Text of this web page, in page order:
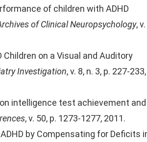
of children with ADHD
of Clinical Neuropsychology, v.
Children on a Visual and Auditory
Investigation, v. 8, n. 3, p. 227-233,
intelligence test achievement and
, v. 50, p. 1273-1277, 2011.
by Compensating for Deficits